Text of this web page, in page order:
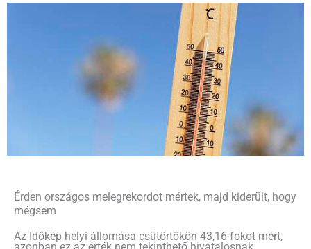
Érden országos melegrekordot mértek, majd kiderült, hogy
mégsem
Az Időkép helyi állomása csütörtökön 43,16 fokot mért,